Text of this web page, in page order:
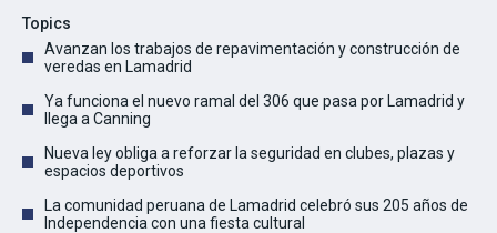
Topics
Avanzan los trabajos de repavimentación y construcción de
veredas en Lamadrid
Ya funciona el nuevo ramal del 306 que pasa por Lamadrid y
llega a Canning
Nueva ley obliga a reforzar la seguridad en clubes, plazas y
espacios deportivos
La comunidad peruana de Lamadrid celebró sus 205 años de
Independencia con una fiesta cultural